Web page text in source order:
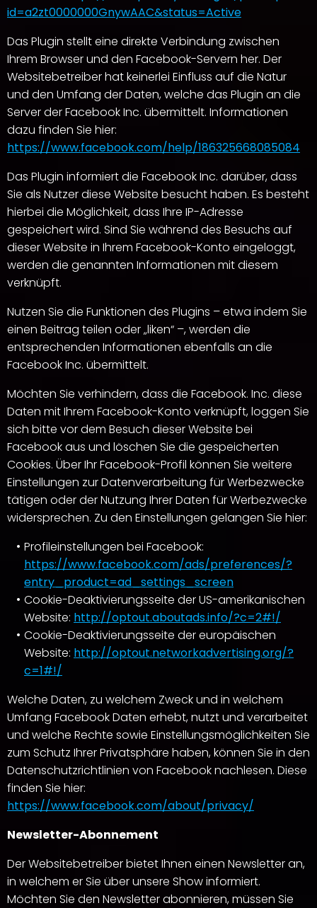
id=a2zt0000000GnywAAC&status=Active
Das Plugin stellt eine direkte Verbindung zwischen
Ihrem Browser und den Facebook-Servern her. Der
Websitebetreiber hat keinerlei Einfluss auf die Natur
und den Umfang der Daten, welche das Plugin an die
Server der Facebook Inc. übermittelt. Informationen
dazu finden Sie hier:
https://www.facebook.com/help/186325668085084
Das Plugin informiert die Facebook Inc. darüber, dass
Sie als Nutzer diese Website besucht haben. Es besteht
hierbei die Möglichkeit, dass Ihre IP-Adresse
gespeichert wird. Sind Sie während des Besuchs auf
dieser Website in Ihrem Facebook-Konto eingeloggt,
werden die genannten Informationen mit diesem
verknüpft.
Nutzen Sie die Funktionen des Plugins – etwa indem Sie
einen Beitrag teilen oder „liken“ –, werden die
entsprechenden Informationen ebenfalls an die
Facebook Inc. übermittelt.
Möchten Sie verhindern, dass die Facebook. Inc. diese
Daten mit Ihrem Facebook-Konto verknüpft, loggen Sie
sich bitte vor dem Besuch dieser Website bei
Facebook aus und löschen Sie die gespeicherten
Cookies. Über Ihr Facebook-Profil können Sie weitere
Einstellungen zur Datenverarbeitung für Werbezwecke
tätigen oder der Nutzung Ihrer Daten für Werbezwecke
widersprechen. Zu den Einstellungen gelangen Sie hier:
Profileinstellungen bei Facebook:
https://www.facebook.com/ads/preferences/?
entry_product=ad_settings_screen
Cookie-Deaktivierungsseite der US-amerikanischen
Website: http://optout.aboutads.info/?c=2#!/
Cookie-Deaktivierungsseite der europäischen
Website: http://optout.networkadvertising.org/?
c=1#!/
Welche Daten, zu welchem Zweck und in welchem
Umfang Facebook Daten erhebt, nutzt und verarbeitet
und welche Rechte sowie Einstellungsmöglichkeiten Sie
zum Schutz Ihrer Privatsphäre haben, können Sie in den
Datenschutzrichtlinien von Facebook nachlesen. Diese
finden Sie hier:
https://www.facebook.com/about/privacy/
Newsletter-Abonnement
Der Websitebetreiber bietet Ihnen einen Newsletter an,
in welchem er Sie über unsere Show informiert.
Möchten Sie den Newsletter abonnieren, müssen Sie